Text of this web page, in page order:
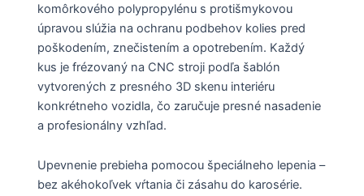
komôrkového polypropylénu s protišmykovou
úpravou slúžia na ochranu podbehov kolies pred
poškodením, znečistením a opotrebením. Každý
kus je frézovaný na CNC stroji podľa šablón
vytvorených z presného 3D skenu interiéru
konkrétneho vozidla, čo zaručuje presné nasadenie
a profesionálny vzhľad.
Upevnenie prebieha pomocou špeciálneho lepenia –
bez akéhokoľvek vŕtania či zásahu do karosérie.